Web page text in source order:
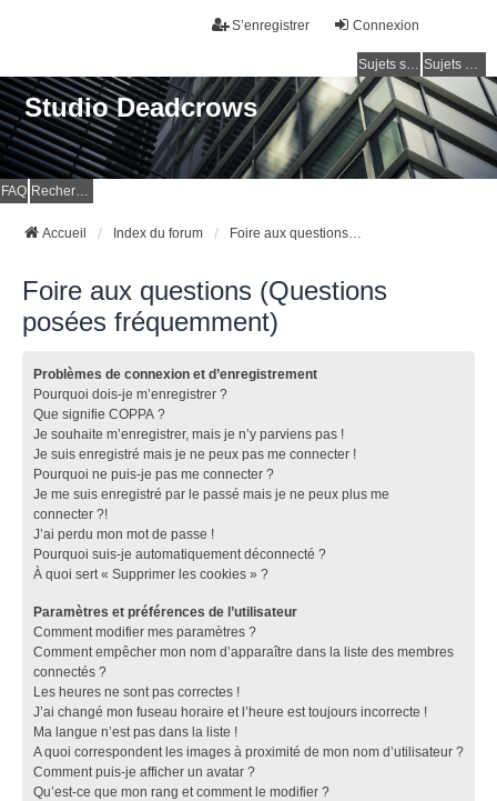
Connexion
S’enregistrer
Sujets sans réponse Sujets actifs
Studio Deadcrows
FAQ Rechercher
Accueil Index du forum Foire aux questions (Questions posées fréquemment)
Foire aux questions (Questions
posées fréquemment)
Problèmes de connexion et d’enregistrement
Pourquoi dois-je m’enregistrer ?
Que signifie COPPA ?
Je souhaite m’enregistrer, mais je n’y parviens pas !
Je suis enregistré mais je ne peux pas me connecter !
Pourquoi ne puis-je pas me connecter ?
Je me suis enregistré par le passé mais je ne peux plus me
connecter ?!
J’ai perdu mon mot de passe !
Pourquoi suis-je automatiquement déconnecté ?
À quoi sert « Supprimer les cookies » ?
Paramètres et préférences de l’utilisateur
Comment modifier mes paramètres ?
Comment empêcher mon nom d’apparaître dans la liste des membres
connectés ?
Les heures ne sont pas correctes !
J’ai changé mon fuseau horaire et l’heure est toujours incorrecte !
Ma langue n’est pas dans la liste !
A quoi correspondent les images à proximité de mon nom d’utilisateur ?
Comment puis-je afficher un avatar ?
Qu’est-ce que mon rang et comment le modifier ?